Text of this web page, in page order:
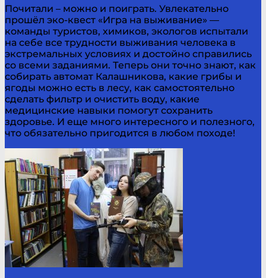
Почитали – можно и поиграть. Увлекательно
прошёл эко-квест «Игра на выживание» —
команды туристов, химиков, экологов испытали
на себе все трудности выживания человека в
экстремальных условиях и достойно справились
со всеми заданиями. Теперь они точно знают, как
собирать автомат Калашникова, какие грибы и
ягоды можно есть в лесу, как самостоятельно
сделать фильтр и очистить воду, какие
медицинские навыки помогут сохранить
здоровье. И еще много интересного и полезного,
что обязательно пригодится в любом походе!